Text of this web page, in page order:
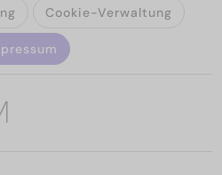
Cookie-Verwaltung